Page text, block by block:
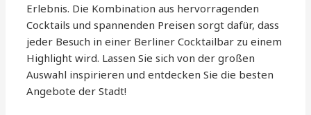
Erlebnis. Die Kombination aus hervorragenden
Cocktails und spannenden Preisen sorgt dafür, dass
jeder Besuch in einer Berliner Cocktailbar zu einem
Highlight wird. Lassen Sie sich von der großen
Auswahl inspirieren und entdecken Sie die besten
Angebote der Stadt!